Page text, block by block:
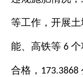
等工作，开展
能、高铁等6 个
合格， 173.3868